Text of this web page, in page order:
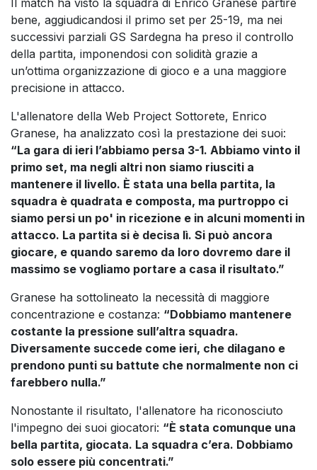
Il match ha visto la squadra di Enrico Granese partire
bene, aggiudicandosi il primo set per 25-19, ma nei
successivi parziali GS Sardegna ha preso il controllo
della partita, imponendosi con solidità grazie a
un’ottima organizzazione di gioco e a una maggiore
precisione in attacco.
L'allenatore della Web Project Sottorete, Enrico
Granese, ha analizzato così la prestazione dei suoi:
“La gara di ieri l’abbiamo persa 3-1. Abbiamo vinto il
primo set, ma negli altri non siamo riusciti a
mantenere il livello. È stata una bella partita, la
squadra è quadrata e composta, ma purtroppo ci
siamo persi un po' in ricezione e in alcuni momenti in
attacco. La partita si è decisa lì. Si può ancora
giocare, e quando saremo da loro dovremo dare il
massimo se vogliamo portare a casa il risultato.”
Granese ha sottolineato la necessità di maggiore
concentrazione e costanza: “Dobbiamo mantenere
costante la pressione sull’altra squadra.
Diversamente succede come ieri, che dilagano e
prendono punti su battute che normalmente non ci
farebbero nulla.”
Nonostante il risultato, l'allenatore ha riconosciuto
l'impegno dei suoi giocatori: “È stata comunque una
bella partita, giocata. La squadra c’era. Dobbiamo
solo essere più concentrati.”